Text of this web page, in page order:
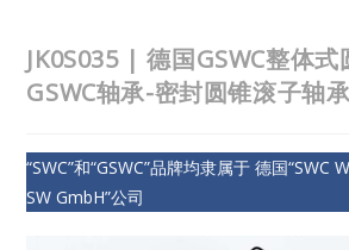
JK0S035 | 德国GSWC整体
GSWC轴承-密封圆锥滚子轴承
“SWC”和“GSWC”品牌均隶属于 德国
SW GmbH”公司